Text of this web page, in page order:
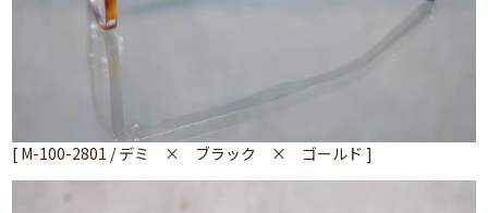
[ M-100-2801 / デミ × ブラック × ゴールド ]